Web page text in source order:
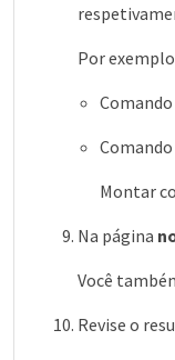
Por
Montar
Na página
Você
Revise o